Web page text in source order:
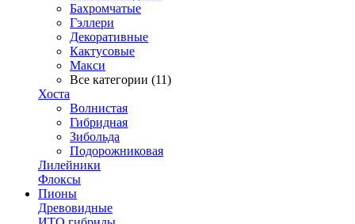
Бахромчатые
Гэллери
Декоративные
Кактусовые
Макси
Все категории (11)
Хоста
Волнистая
Гибридная
Зибольда
Подорожниковая
Лилейники
Флоксы
Пионы
Древовидные